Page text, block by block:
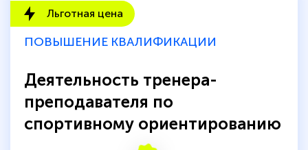
Льготная цена
ПОВЫШЕНИЕ КВАЛИФИКАЦИИ
Деятельность тренера-
преподавателя по
спортивному ориентированию